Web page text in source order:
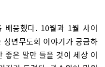
배웅했다. 10월과 1월 사이
년무도회 이야기가 궁금하
좋은 말만 들을 것이 세상 이